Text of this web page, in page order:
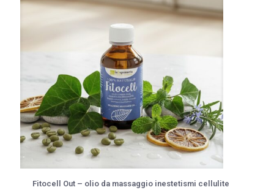
Fitocell Out – olio da massaggio inestetismi cellulite